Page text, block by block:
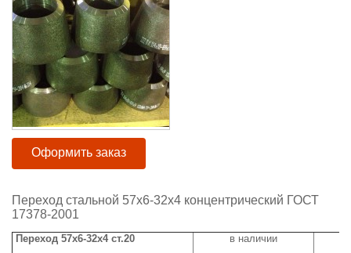
Оформить заказ
Переход стальной 57х6-32х4 концентрический ГОСТ
17378-2001
Переход 57х6-32х4 ст.20 в наличии